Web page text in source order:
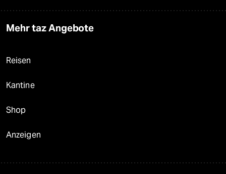
Mehr taz Angebote
Reisen
Kantine
Shop
Anzeigen